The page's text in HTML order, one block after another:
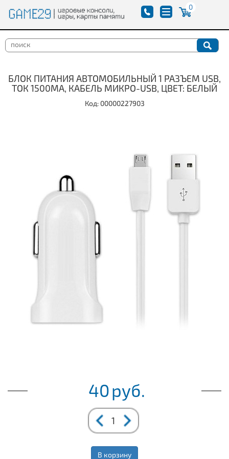
0
БЛОК ПИТАНИЯ АВТОМОБИЛЬНЫЙ 1 РАЗЪЕМ USB,
ТОК 1500MA, КАБЕЛЬ МИКРО-USB, ЦВЕТ: БЕЛЫЙ
Код: 00000227903
40руб.
В корзину